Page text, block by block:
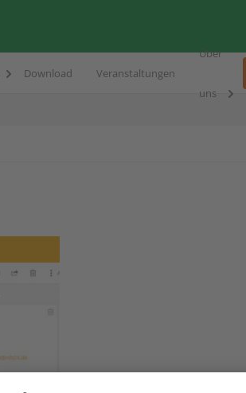
Download Veranstaltungen
Über
uns